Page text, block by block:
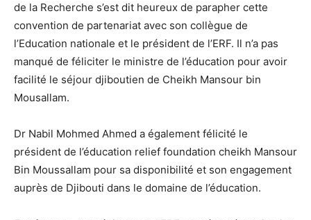
de la Recherche s’est dit heureux de parapher cette
convention de partenariat avec son collègue de
l’Education nationale et le président de l’ERF. Il n’a pas
manqué de féliciter le ministre de l’éducation pour avoir
facilité le séjour djiboutien de Cheikh Mansour bin
Mousallam.
Dr Nabil Mohmed Ahmed a également félicité le
président de l’éducation relief foundation cheikh Mansour
Bin Moussallam pour sa disponibilité et son engagement
auprès de Djibouti dans le domaine de l’éducation.